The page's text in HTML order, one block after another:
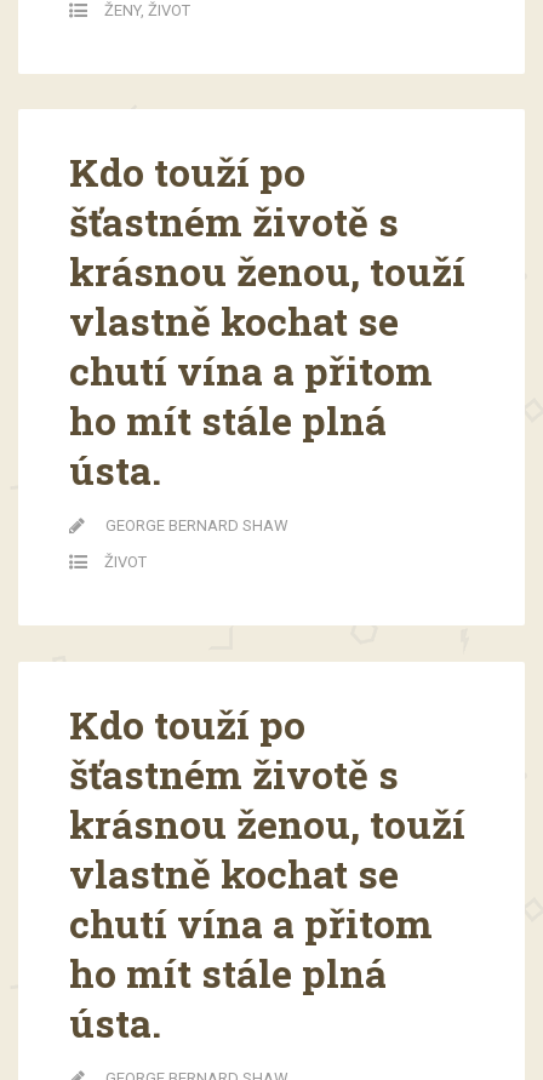
ŽENY, ŽIVOT
Kdo touží po
šťastném životě s
krásnou ženou, touží
vlastně kochat se
chutí vína a přitom
ho mít stále plná
ústa.
GEORGE BERNARD SHAW
ŽIVOT
Kdo touží po
šťastném životě s
krásnou ženou, touží
vlastně kochat se
chutí vína a přitom
ho mít stále plná
ústa.